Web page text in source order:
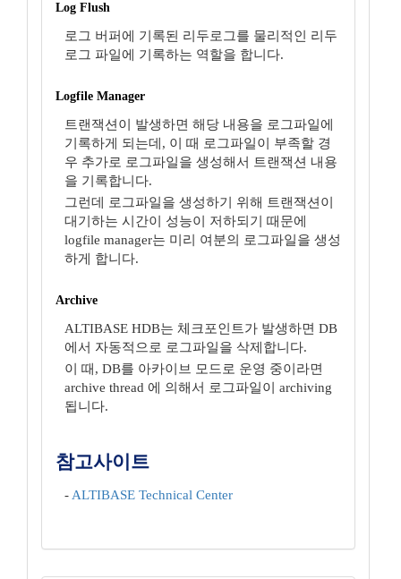
Log Flush
로그 버퍼에 기록된 리두로그를 물리적인 리두
로그 파일에 기록하는 역할을 합니다.
Logfile Manager
트랜잭션이 발생하면 해당 내용을 로그파일에
기록하게 되는데, 이 때 로그파일이 부족할 경
우 추가로 로그파일을 생성해서 트랜잭션 내용
을 기록합니다.
그런데 로그파일을 생성하기 위해 트랜잭션이
대기하는 시간이 성능이 저하되기 때문에
logfile manager는 미리 여분의 로그파일을 생성
하게 합니다.
Archive
ALTIBASE HDB는 체크포인트가 발생하면 DB
에서 자동적으로 로그파일을 삭제합니다.
이 때, DB를 아카이브 모드로 운영 중이라면
archive thread 에 의해서 로그파일이 archiving
됩니다.
참고사이트
- ALTIBASE Technical Center